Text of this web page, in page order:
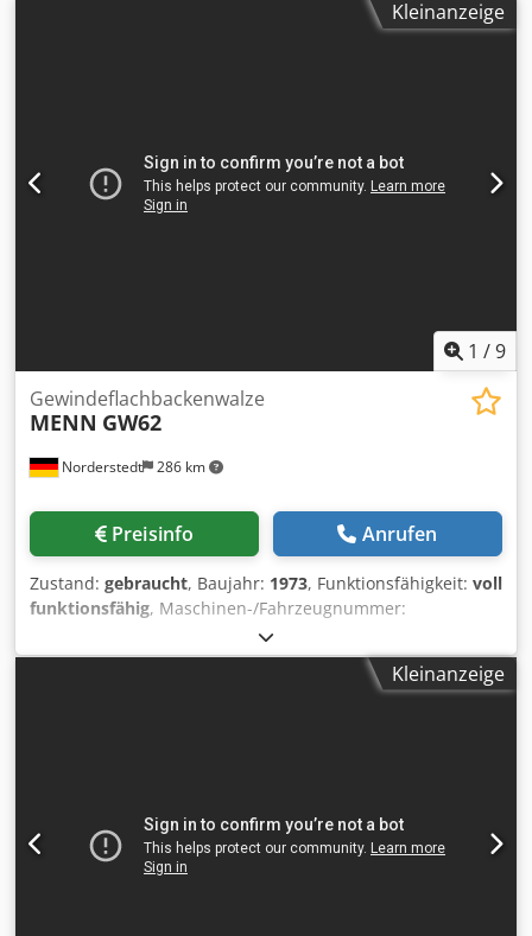
Kleinanzeige
1 /9
Norderstedt 286 km
Gewindeflachbackenwalze
MENN GW62
Preisinfo Anrufen
Zustand: gebraucht, Baujahr: 1973, Funktionsfähigkeit: voll
funktionsfähig, Maschinen-/Fahrzeugnummer:
, Offertennummer: M14L/8559 Dsdpfx Aowi
Sxwjagokr Maschinenart: Gewindeflachbackenwalze Info:
Schwingförderer Fabrikat: MENN Typ: GW62 Baujahr:Kleinanzeige